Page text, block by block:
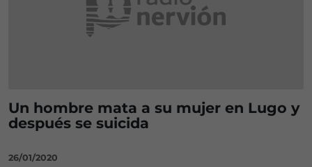
Un hombre mata a su mujer en Lugo y
después se suicida
26/01/2020